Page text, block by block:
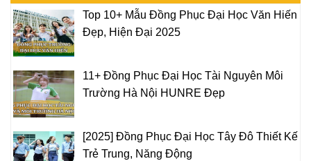
Top 10+ Mẫu Đồng Phục Đại Học Văn Hiến
Đẹp, Hiện Đại 2025
11+ Đồng Phục Đại Học Tài Nguyên Môi
Trường Hà Nội HUNRE Đẹp
[2025] Đồng Phục Đại Học Tây Đô Thiết Kế
Trẻ Trung, Năng Động